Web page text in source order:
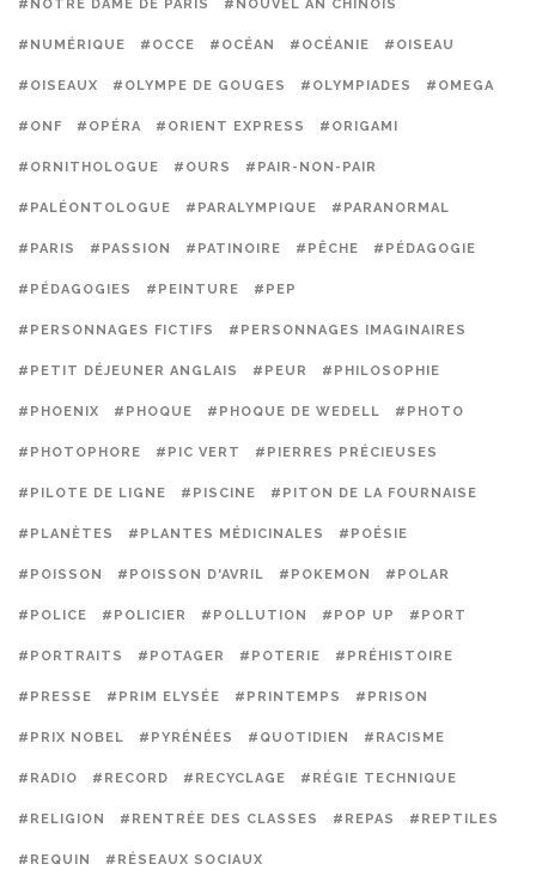
#NOTRE DAME DE PARIS #NOUVEL AN CHINOIS
#NUMÉRIQUE #OCCE #OCÉAN #OCÉANIE #OISEAU
#OISEAUX #OLYMPE DE GOUGES #OLYMPIADES #OMEGA
#ONF #OPÉRA #ORIENT EXPRESS #ORIGAMI
#ORNITHOLOGUE #OURS #PAIR-NON-PAIR
#PALÉONTOLOGUE #PARALYMPIQUE #PARANORMAL
#PARIS #PASSION #PATINOIRE #PÊCHE #PÉDAGOGIE
#PÉDAGOGIES #PEINTURE #PEP
#PERSONNAGES FICTIFS #PERSONNAGES IMAGINAIRES
#PETIT DÉJEUNER ANGLAIS #PEUR #PHILOSOPHIE
#PHOENIX #PHOQUE #PHOQUE DE WEDELL #PHOTO
#PHOTOPHORE #PIC VERT #PIERRES PRÉCIEUSES
#PILOTE DE LIGNE #PISCINE #PITON DE LA FOURNAISE
#PLANÈTES #PLANTES MÉDICINALES #POÉSIE
#POISSON #POISSON D'AVRIL #POKEMON #POLAR
#POLICE #POLICIER #POLLUTION #POP UP #PORT
#PORTRAITS #POTAGER #POTERIE #PRÉHISTOIRE
#PRESSE #PRIM ELYSÉE #PRINTEMPS #PRISON
#PRIX NOBEL #PYRÉNÉES #QUOTIDIEN #RACISME
#RADIO #RECORD #RECYCLAGE #RÉGIE TECHNIQUE
#RELIGION #RENTRÉE DES CLASSES #REPAS #REPTILES
#REQUIN #RÉSEAUX SOCIAUX